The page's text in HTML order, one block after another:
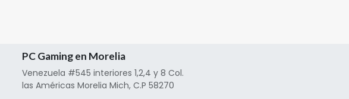
PC Gaming en Morelia
Venezuela #545 interiores 1,2,4 y 8 Col.
las Américas Morelia Mich, C.P 58270